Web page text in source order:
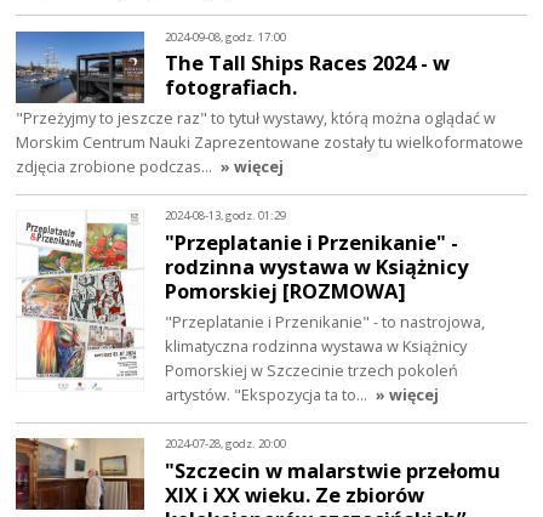
2024-09-08, godz. 17:00
The Tall Ships Races 2024 - w
fotografiach.
"Przeżyjmy to jeszcze raz" to tytuł wystawy, którą można oglądać w
Morskim Centrum Nauki Zaprezentowane zostały tu wielkoformatowe
zdjęcia zrobione podczas… » więcej
2024-08-13, godz. 01:29
"Przeplatanie i Przenikanie" -
rodzinna wystawa w Książnicy
Pomorskiej [ROZMOWA]
"Przeplatanie i Przenikanie" - to nastrojowa,
klimatyczna rodzinna wystawa w Książnicy
Pomorskiej w Szczecinie trzech pokoleń
artystów. "Ekspozycja ta to… » więcej
2024-07-28, godz. 20:00
"Szczecin w malarstwie przełomu
XIX i XX wieku. Ze zbiorów